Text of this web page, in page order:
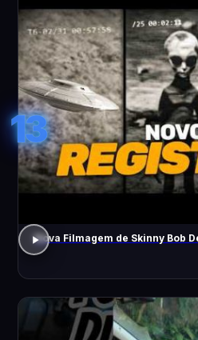
13
Nova Filmagem de Skinny Bob